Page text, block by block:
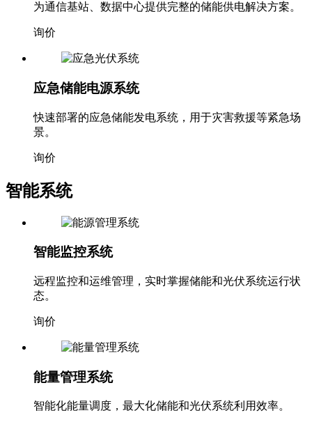
为通信基站、数据中心提供完整的储能供电解决方案。
询价
应急储能电源系统
快速部署的应急储能发电系统，用于灾害救援等紧急场
景。
询价
智能系统
智能监控系统
远程监控和运维管理，实时掌握储能和光伏系统运行状
态。
询价
能量管理系统
智能化能量调度，最大化储能和光伏系统利用效率。